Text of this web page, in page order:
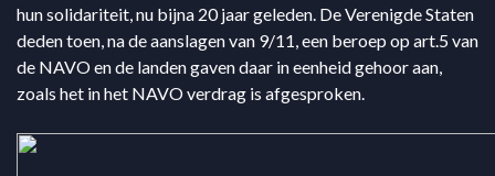
hun solidariteit, nu bijna 20 jaar geleden. De Verenigde Staten
deden toen, na de aanslagen van 9/11, een beroep op art.5 van
de NAVO en de landen gaven daar in eenheid gehoor aan,
zoals het in het NAVO verdrag is afgesproken.